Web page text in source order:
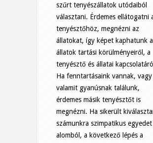
szűrt tenyészállatok utódaiból
választani. Érdemes ellátogatni
tenyésztőhöz, megnézni az
állatokat, így képet kaphatunk
állatok tartási körülményeiről, a
tenyésztő és állatai
Ha fenntartásaink vannak, vagy
valamit gyanúsnak találunk,
érdemes másik tenyésztőt is
megnézni. Ha sikerült
számunkra szimpatikus egyedet
alomból, a következő lépés a